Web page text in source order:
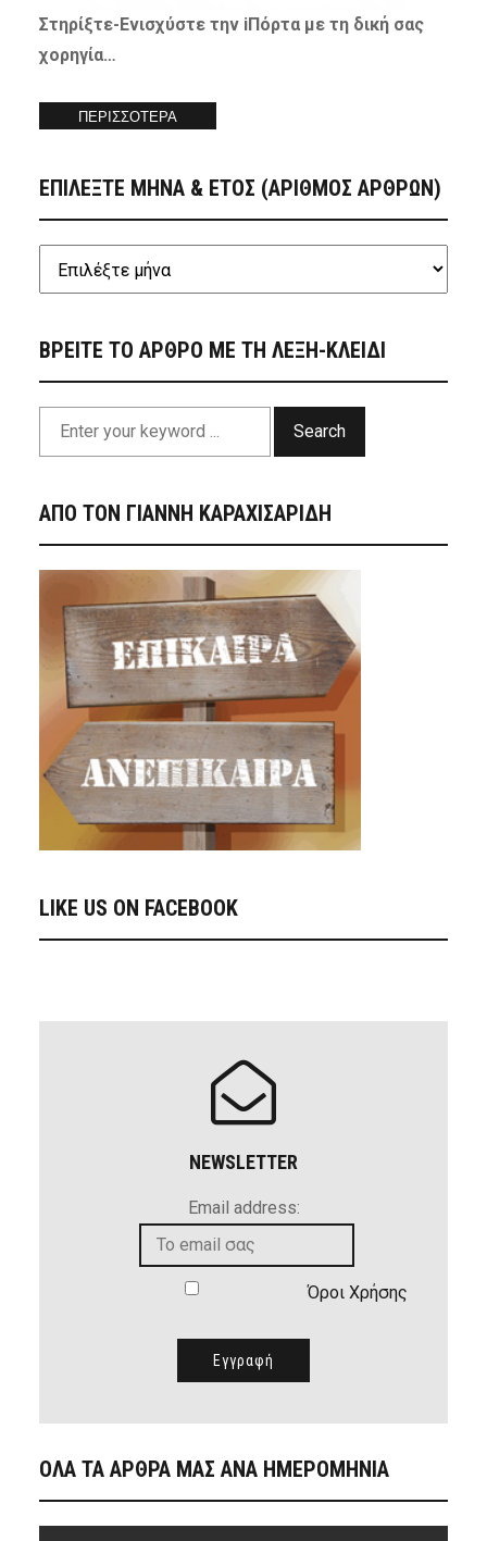
Στηρίξτε-Ενισχύστετην iΠόρτα με τη δική σας
χορηγία…
ΠΕΡΙΣΣΟΤΕΡΑ
ΕΠΙΛΕΞΤΕ ΜΗΝΑ & ΕΤΟΣ (ΑΡΙΘΜΟΣ ΑΡΘΡΩΝ)
ΒΡΕΙΤΕ ΤΟ ΑΡΘΡΟ ΜΕ ΤΗ ΛΕΞΗ-ΚΛΕΙΔΙ
Search
ΑΠΟ ΤΟΝ ΓΙΑΝΝΗ ΚΑΡΑΧΙΣΑΡΙΔΗ
LIKE US ON FACEBOOK
NEWSLETTER
Email address:
Όροι Χρήσης
ΟΛΑ ΤΑ ΑΡΘΡΑ ΜΑΣ ΑΝΑ ΗΜΕΡΟΜΗΝΙΑ